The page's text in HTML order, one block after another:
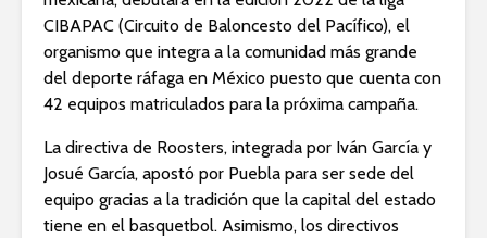
CIBAPAC (Circuito de Baloncesto del Pacífico), el
organismo que integra a la comunidad más grande
del deporte ráfaga en México puesto que cuenta con
42 equipos matriculados para la próxima campaña.
La directiva de Roosters, integrada por Iván García y
Josué García, apostó por Puebla para ser sede del
equipo gracias a la tradición que la capital del estado
tiene en el basquetbol. Asimismo, los directivos